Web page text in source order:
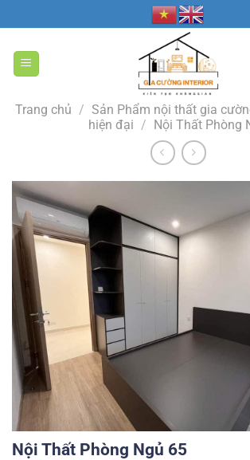
qua
nội
dung
Trang chủ / Sản Phẩm nội thất gia
hiện đại / Nội Thất Phòng
Nội Thất Phòng Ngủ 65